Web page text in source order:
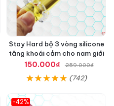
Stay Hard bộ 3 vòng silicone
tăng khoái cảm cho nam giới
150.000₫
259.000₫
(742)
-42%